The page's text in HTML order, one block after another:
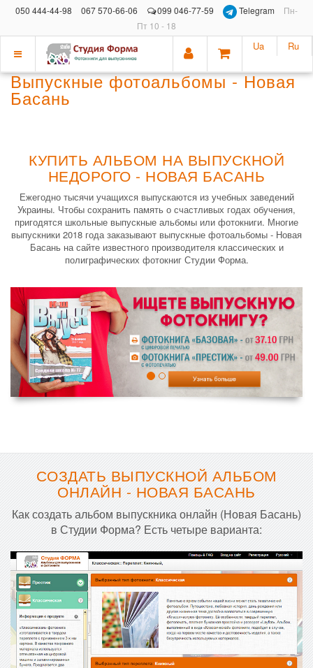
050 444-44-98 067 570-66-06 099 046-77-59 Telegram
Пн-
Пт 10 - 18
Показать
меню
Ua Ru
Выпускные фотоальбомы - Новая
Басань
КУПИТЬ АЛЬБОМ НА ВЫПУСКНОЙ
НЕДОРОГО - НОВАЯ БАСАНЬ
Ежегодно тысячи учащихся выпускаются из учебных заведений
Украины. Чтобы сохранить память о счастливых годах обучения,
пригодятся школьные выпускные альбомы или фотокниги. Многие
выпускники 2018 года заказывают выпускные фотоальбомы - Новая
Басань на сайте известного производителя классических и
полиграфических фотокниг Студии Форма.
СОЗДАТЬ ВЫПУСКНОЙ АЛЬБОМ
ОНЛАЙН - НОВАЯ БАСАНЬ
Как создать альбом выпускника онлайн (Новая Басань)
в Студии Форма? Есть четыре варианта: